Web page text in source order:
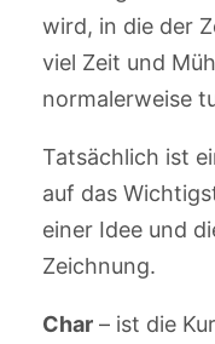
wird, in die der
viel Zeit und
normalerweise
Tatsächlich ist
auf das
einer Idee und
Zeichnung.
Char– ist die